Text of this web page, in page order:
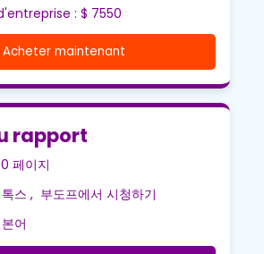
: $ 7550
Acheter maintenant
rapport
페이지
스 , 부도프에서 시청하기
어